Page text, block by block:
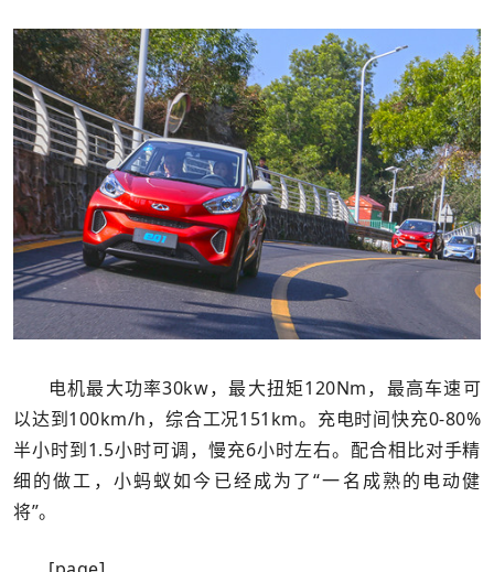
电机最大功率30kw，最大扭矩120Nm，最高车速可
以达到100km/h，综合工况151km。充电时间快充0-80%
半小时到1.5小时可调，慢充6小时左右。配合相比对手精
细的做工，小蚂蚁如今已经成为了“一名成熟的电动健
将”。